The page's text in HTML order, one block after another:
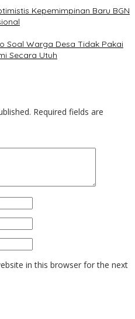
Kepemimpinan Baru BGN
Soal Warga Desa Tidak Pakai
Secara Utuh
Required fields are
in this browser for the next